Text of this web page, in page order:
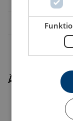
Legal
Powertex-
Ähnliche